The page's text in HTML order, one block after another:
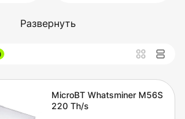
Развернуть
MicroBT Whatsminer M56S
220 Th/s